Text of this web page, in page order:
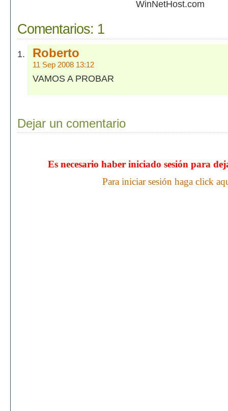
WinNetHost.com
Comentarios: 1
Roberto
11 Sep 2008 13:12
VAMOS A PROBAR
Dejar un comentario
Es necesario haber iniciado sesión para
Para iniciar sesión haga click